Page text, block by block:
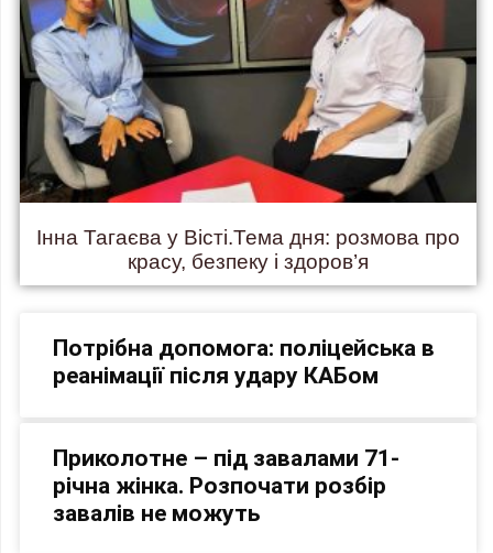
Інна Тагаєва у Вісті.Тема дня: розмова про
красу, безпеку і здоров’я
Потрібна допомога: поліцейська в
реанімації після удару КАБом
Приколотне – під завалами 71-
річна жінка. Розпочати розбір
завалів не можуть